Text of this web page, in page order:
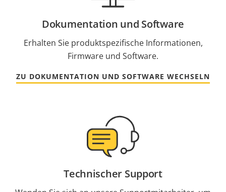
Dokumentation und Software
Erhalten Sie produktspezifische Informationen,
Firmware und Software.
ZU DOKUMENTATION UND SOFTWARE WECHSELN
Technischer Support